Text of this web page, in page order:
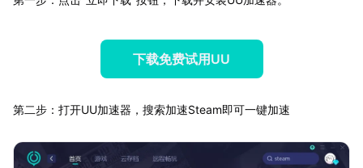
下载免费试用UU
第二步：打开UU加速器，搜索加速Steam即可一键加速